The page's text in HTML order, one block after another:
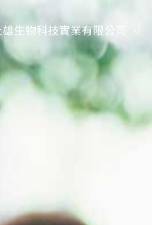
生物科技實業有限公司